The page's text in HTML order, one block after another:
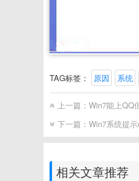
TAG标签： 原因 系统
上一篇： Win7能上QQ
下一篇： Win7系统提
相关文章推荐